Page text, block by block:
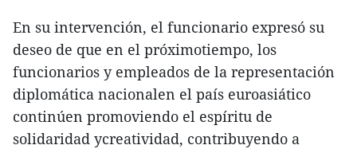
En su intervención, el funcionario expresó su
deseo de que en el próximotiempo, los
funcionarios y empleados de la representación
diplomática nacionalen el país euroasiático
continúen promoviendo el espíritu de
solidaridad ycreatividad, contribuyendo a